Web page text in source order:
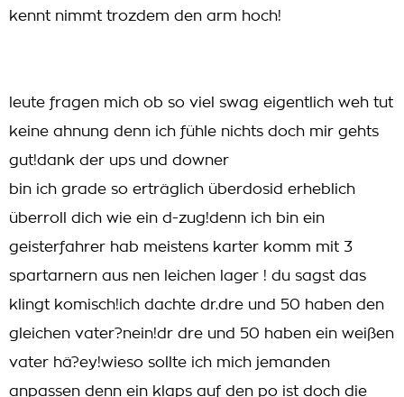
kennt nimmt trozdem den arm hoch!
leute fragen mich ob so viel swag eigentlich weh tut
keine ahnung denn ich fühle nichts doch mir gehts
gut!dank der ups und downer
bin ich grade so erträglich überdosid erheblich
überroll dich wie ein d-zug!denn ich bin ein
geisterfahrer hab meistens karter komm mit 3
spartarnern aus nen leichen lager ! du sagst das
klingt komisch!ich dachte dr.dre und 50 haben den
gleichen vater?nein!dr dre und 50 haben ein weißen
vater hä?ey!wieso sollte ich mich jemanden
anpassen denn ein klaps auf den po ist doch die